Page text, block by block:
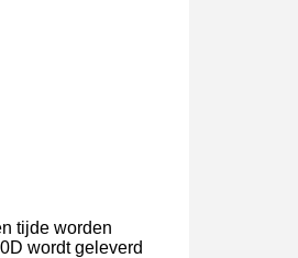
tijde worden
wordt geleverd